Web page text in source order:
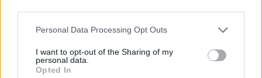
Personal Data Processing Opt Outs
I want to opt-out of the Sharing of my
personal data.
Opted In